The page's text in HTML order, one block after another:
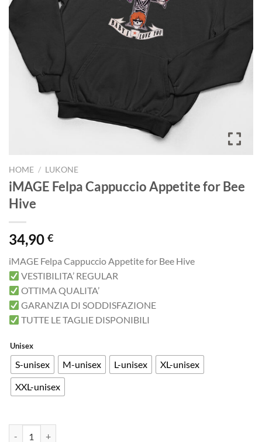
HOME / LUKONE
iMAGE Felpa Cappuccio Appetite for Bee
Hive
34,90 €
iMAGE Felpa Cappuccio Appetite for Bee Hive
VESTIBILITA’ REGULAR
OTTIMA QUALITA’
GARANZIA DI SODDISFAZIONE
TUTTE LE TAGLIE DISPONIBILI
Unisex
S-unisex M-unisex L-unisex
XL-unisex
XXL-unisex